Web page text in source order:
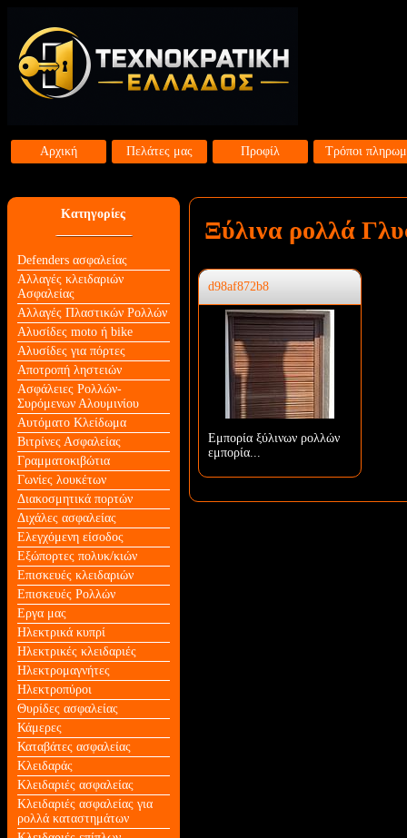
Αρχική Πελάτες μας Προφίλ Τρόποι
Κατηγορίες
Defenders ασφαλείας
Αλλαγές κλειδαριών
Aσφαλείας
Αλλαγές Πλαστικών Ρολλών
Αλυσίδες moto ή bike
Αλυσίδες για πόρτες
Αποτροπή ληστειών
Ασφάλειες Ρολλών-
Συρόμενων Αλουμινίου
Αυτόματο Κλείδωμα
Βιτρίνες Ασφαλείας
Γραμματοκιβώτια
Γωνίες λουκέτων
Διακοσμητικά πορτών
Διχάλες ασφαλείας
Ελεγχόμενη είσοδος
Εξώπορτες πολυκ/κιών
Επισκευές κλειδαριών
Επισκευές Ρολλών
Εργα μας
Ηλεκτρικά κυπρί
Ηλεκτρικές κλειδαριές
Ηλεκτρομαγνήτες
Ηλεκτροπύροι
Θυρίδες ασφαλείας
Κάμερες
Καταβάτες ασφαλείας
Κλειδαράς
Κλειδαριές ασφαλείας
Κλειδαριές ασφαλείας για
ρολλά καταστημάτων
Ξύλινα ρολλά
d98af872b8
Εμπορία ξύλινων ρολλών
εμπορία...